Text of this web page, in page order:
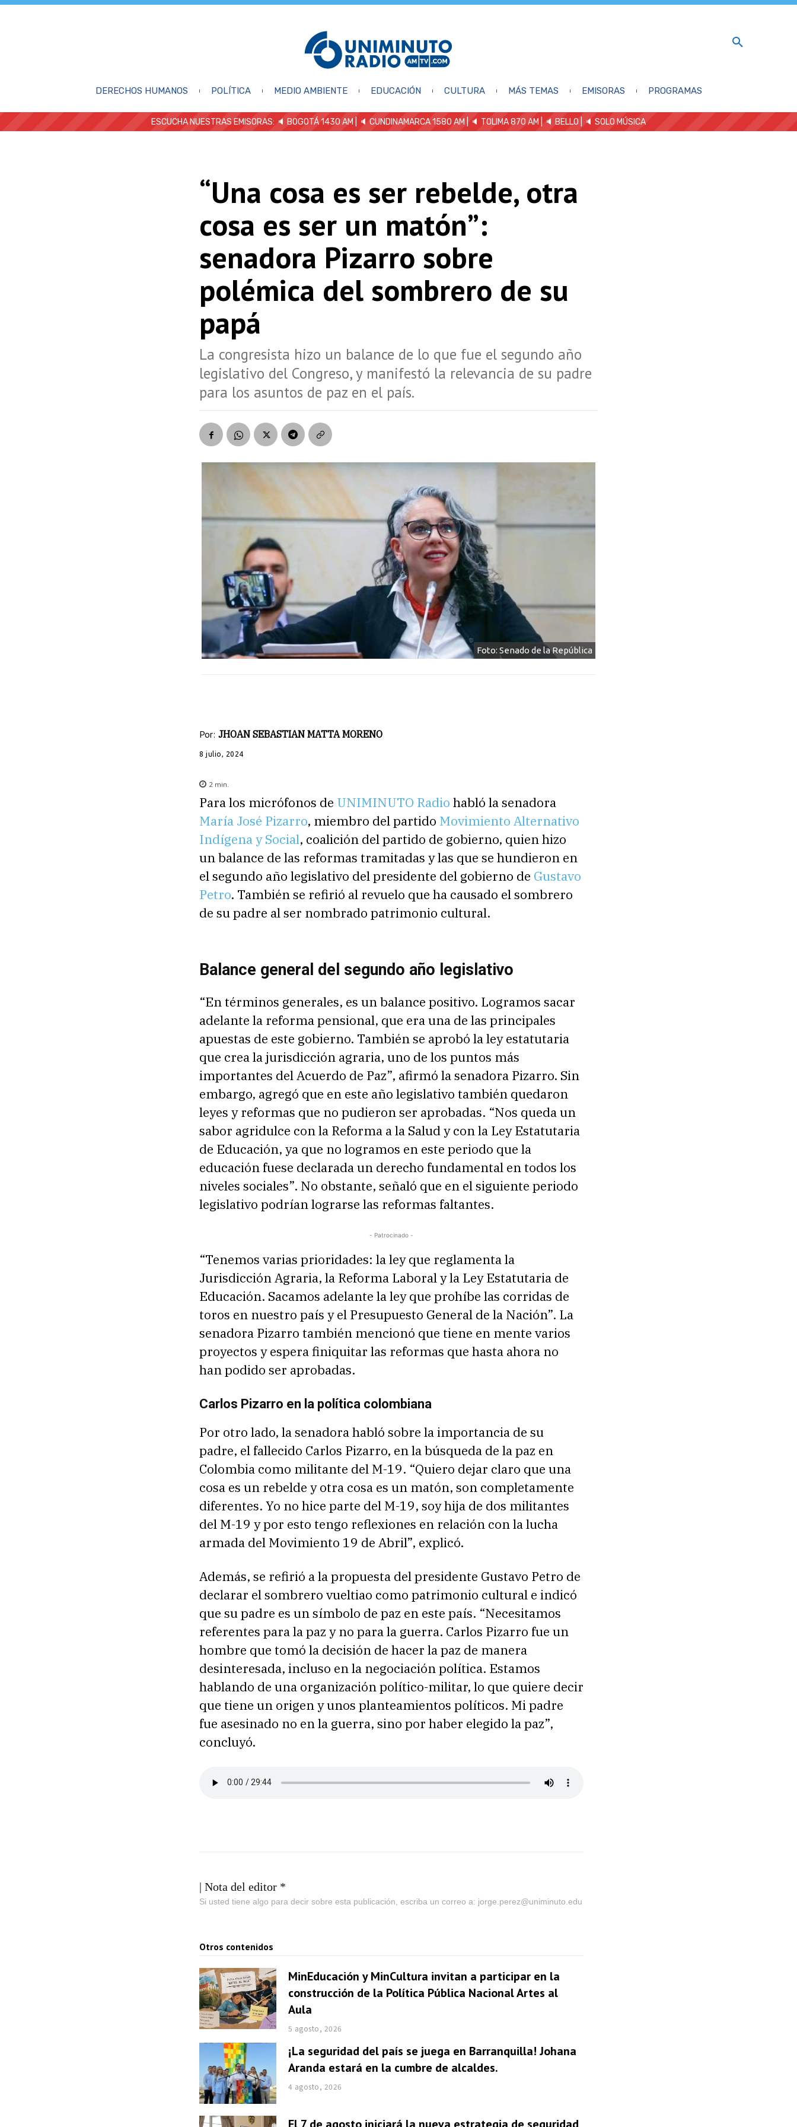
DERECHOS HUMANOS POLÍTICA MEDIO AMBIENTE EDUCACIÓN CULTURA MÁS TEMAS EMISORAS PROGRAMAS
ESCUCHA NUESTRAS EMISORAS: 🔈 BOGOTÁ 1430 AM | 🔈 CUNDINAMARCA 1580 AM | 🔈 TOLIMA 870 AM | 🔈 BELLO 🔈 SOLO MÚSICA
“Una cosa es ser rebelde, otra
cosa es ser un matón”:
senadora Pizarro sobre
polémica del sombrero de su
papá
La congresista hizo un balance de lo que fue el segundo año
legislativo del Congreso, y manifestó la relevancia de su padre
para los asuntos de paz en el país.
Foto: Senado de la República
Por: JHOAN SEBASTIAN MATTA MORENO
8 julio, 2024
2 min.
Para los micrófonos de UNIMINUTO Radio habló la senadora
María José Pizarro, miembro del partido Movimiento Alternativo
Indígena y Social, coalición del partido de gobierno, quien hizo
un balance de las reformas tramitadas y las que se hundieron en
el segundo año legislativo del presidente del gobierno de Gustavo
Petro. También se refirió al revuelo que ha causado el sombrero
de su padre al ser nombrado patrimonio cultural.
Balance general del segundo año legislativo
“En términos generales, es un balance positivo. Logramos sacar
adelante la reforma pensional, que era una de las principales
apuestas de este gobierno. También se aprobó la ley estatutaria
que crea la jurisdicción agraria, uno de los puntos más
importantes del Acuerdo de Paz”, afirmó la senadora Pizarro. Sin
embargo, agregó que en este año legislativo también quedaron
leyes y reformas que no pudieron ser aprobadas. “Nos queda un
sabor agridulce con la Reforma a la Salud y con la Ley Estatutaria
de Educación, ya que no logramos en este periodo que la
educación fuese declarada un derecho fundamental en todos los
niveles sociales”. No obstante, señaló que en el siguiente periodo
legislativo podrían lograrse las reformas faltantes.
- Patrocinado -
“Tenemos varias prioridades: la ley que reglamenta la
Jurisdicción Agraria, la Reforma Laboral y la Ley Estatutaria de
Educación. Sacamos adelante la ley que prohíbe las corridas de
toros en nuestro país y el Presupuesto General de la Nación”. La
senadora Pizarro también mencionó que tiene en mente varios
proyectos y espera finiquitar las reformas que hasta ahora no
han podido ser aprobadas.
Carlos Pizarro en la política colombiana
Por otro lado, la senadora habló sobre la importancia de su
padre, el fallecido Carlos Pizarro, en la búsqueda de la paz en
Colombia como militante del M-19. “Quiero dejar claro que una
cosa es un rebelde y otra cosa es un matón, son completamente
diferentes. Yo no hice parte del M-19, soy hija de dos militantes
del M-19 y por esto tengo reflexiones en relación con la lucha
armada del Movimiento 19 de Abril”, explicó.
Además, se refirió a la propuesta del presidente Gustavo Petro de
declarar el sombrero vueltiao como patrimonio cultural e indicó
que su padre es un símbolo de paz en este país. “Necesitamos
referentes para la paz y no para la guerra. Carlos Pizarro fue un
hombre que tomó la decisión de hacer la paz de manera
desinteresada, incluso en la negociación política. Estamos
hablando de una organización político-militar, lo que quiere decir
que tiene un origen y unos planteamientos políticos. Mi padre
fue asesinado no en la guerra, sino por haber elegido la paz”,
concluyó.
| Nota del editor *
Si usted tiene algo para decir sobre esta publicación, escriba un correo a: jorge.perez@uniminuto.edu
Otros contenidos
MinEducación y MinCultura invitan a participar en la
construcción de la Política Pública Nacional Artes al
Aula
5 agosto, 2026
¡La seguridad del país se juega en Barranquilla! Johana
Aranda estará en la cumbre de alcaldes.
4 agosto, 2026